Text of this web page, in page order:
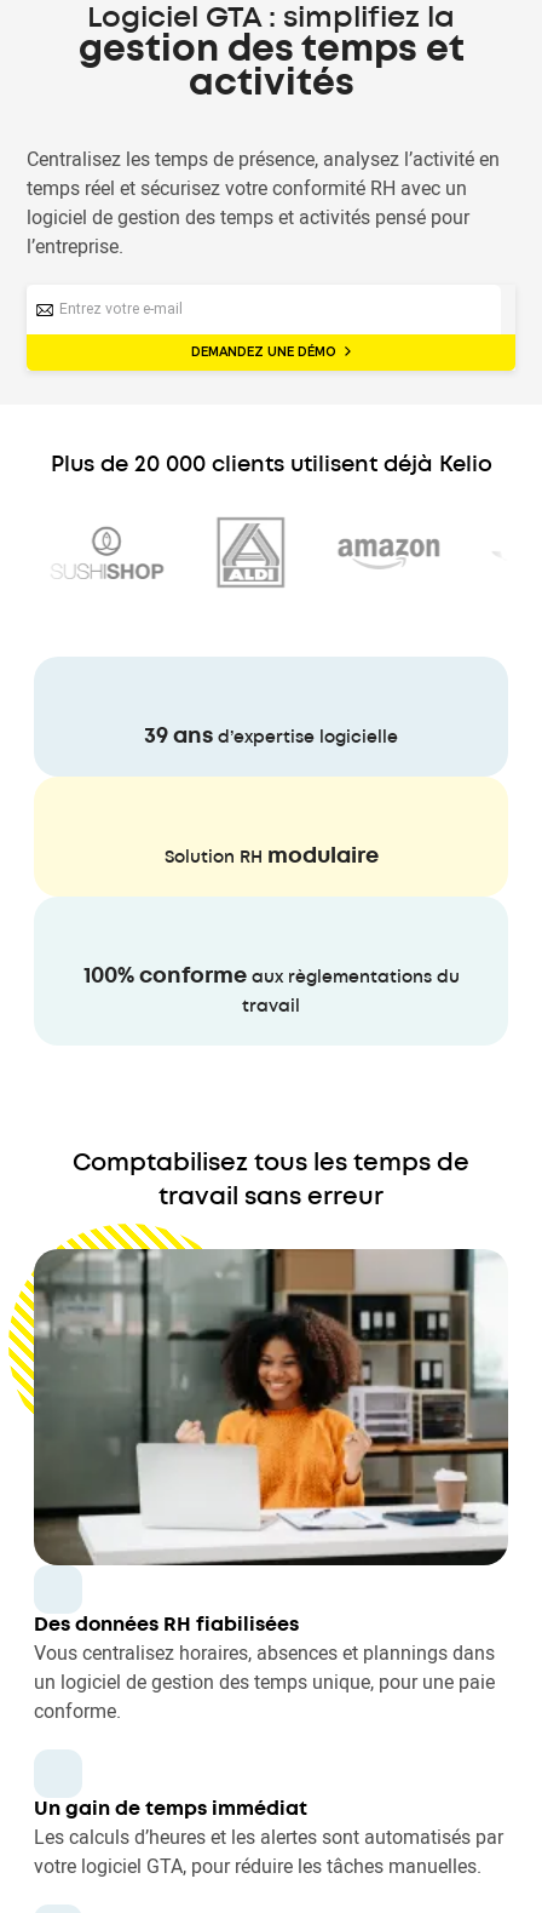
Logiciel GTA : simplifiez la
gestion des temps et
activités
Centralisez les temps de présence, analysez l’activité en
temps réel et sécurisez votre conformité RH avec un
logiciel de gestion des temps et activités pensé pour
l’entreprise.
DEMANDEZ UNE DÉMO
Plus de 20 000 clients utilisent déjà Kelio
39 ans d’expertise logicielle
Solution RH modulaire
100% conformeaux règlementations du
travail
Comptabilisez tous les temps de
travail sans erreur
Des données RH fiabilisées
Vous centralisez horaires, absences et plannings dans
un logiciel de gestion des temps unique, pour une paie
conforme.
Un gain de temps immédiat
Les calculs d’heures et les alertes sont automatisés par
votre logiciel GTA, pour réduire les tâches manuelles.